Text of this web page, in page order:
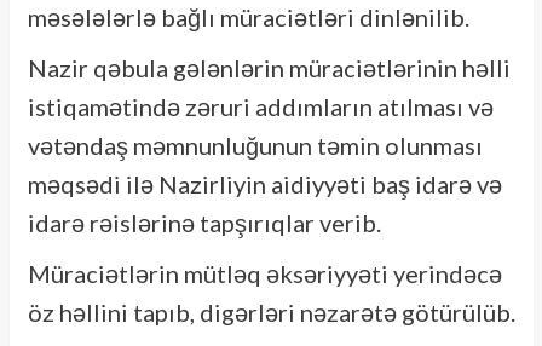
məsələlərlə bağlı müraciətləri dinlənilib.
Nazir qəbula gələnlərin müraciətlərinin həlli
istiqamətində zəruri addımların atılması və
vətəndaş məmnunluğunun təmin olunması
məqsədi ilə Nazirliyin aidiyyəti baş idarə və
idarə rəislərinə tapşırıqlar verib.
Müraciətlərin mütləq əksəriyyəti yerindəcə
öz həllini tapıb, digərləri nəzarətə götürülüb.